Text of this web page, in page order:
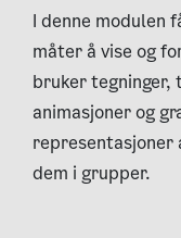
I denne modulen
måter å vise og
bruker tegninger,
animasjoner og
dem i grupper.